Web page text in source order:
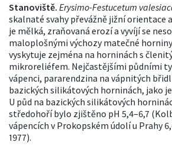
Stanoviště. Erysimo-Festucetum
skalnaté svahy převážně jižní orientace
je mělká, zraňovaná erozí a vyvíjí se
maloplošnými výchozy matečné
vyskytuje zejména na horninách s
mikroreliéfem. Nejčastějšími půdními
vápenci, pararendzina na vápnitých
bazických silikátových horninách, jako
U půd na bazických silikátových
středohoří bylo zjištěno pH 5,4–6,7
vápencích v Prokopském údolí u Prahy
1977).